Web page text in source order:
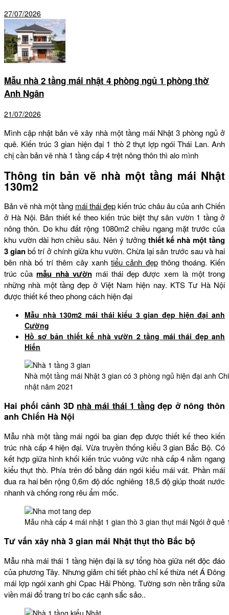
27/07/2026
Mẫu nhà 2 tầng mái nhật 4 phòng ngủ 1 phòng thờ
Anh Ngân
21/07/2026
Mình cập nhật bản vẽ xây nhà một tầng mái Nhật 3 phòng ngủ ở
quê. Kiến trúc 3 gian hiện đại 1 thò 2 thụt lợp ngói Thái Lan. Anh
chị cần bản vẽ nhà 1 tầng cấp 4 trệt nông thôn thì alo mình
Thông tin bản vẽ nhà một tầng mái Nhật
130m2
Bản vẽ nhà một tầng mái thái đẹpkiến trúc châu âu của anh Chiến
ở Hà Nội. Bản thiết kế theo kiến trúc biệt thự sân vườn 1 tầng ở
nông thôn. Do khu đất rộng 1080m2 chiều ngang mặt trước của
khu vườn dài hơn chiều sâu. Nên ý tưởng thiết kế nhà một tầng
3 gianbố trí ở chính giữa khu vườn. Chừa lại sân trước sau và hai
bên nhà bố trí thêm cây xanhtiểu cảnh đẹpthông thoáng. Kiến
trúc củamẫu nhà vườnmái thái đẹp được xem là một trong
những nhà một tầng đẹp ở Việt Nam hiện nay. KTS Tư Hà Nội
được thiết kế theo phong cách hiện đại
Mẫu nhà 130m2 mái thái kiểu 3 gian đẹp hiện đại anh
Cường
Hồ sơ bản thiết kế nhà vườn 2 tầng mái thái đẹp anh
Hiến
Nhà một tầng mái Nhật 3 gian có 3 phòng ngủ hiện đại anh
nhật năm 2021
Hai phối cảnh 3D nhà mái thái 1 tầng đẹp ở nông thôn
anh Chiến Hà Nội
Mẫu nhà một tầng mái ngói ba gian đẹp được thiết kế theo kiến
trúc nhà cấp 4 hiện đại. Vừa truyền thống kiểu 3 gian Bắc Bộ. Có
kết hợp giữa hình khối kiến trúc vuông vức nhà cấp 4 nằm ngang
kiểu thụt thò. Phía trên đổ bằng dán ngói kiểu mái vát. Phần mái
đua ra hai bên rộng 0,6m độ dốc nghiêng 18,5 độ giúp thoát nước
nhanh và chống rong rêu ẩm mốc.
Mẫu nhà cấp 4 mái nhật 1 gian thò 3 gian thụt mái Ngói ở quê
Tư vấn xây nhà 3 gian mái Nhật thụt thò Bắc bộ
Mẫu nhà mái thái 1 tầng hiện đại là sự tổng hòa giữa nét độc đáo
của phương Tây. Nhưng giảm chi tiết phào chỉ kế thừa nét Á Đông
mái lợp ngói xanh ghi Cpac Hải Phòng. Tường sơn nền trắng sửa
viền mái đổ trang trí bo các cạnh sắc sảo..